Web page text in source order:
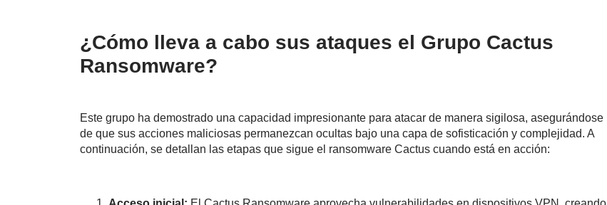
¿Cómo lleva a cabo sus ataques el Grupo Cactus
Ransomware?
Este grupo ha demostrado una capacidad impresionante para atacar de manera sigilosa, asegurándose
de que sus acciones maliciosas permanezcan ocultas bajo una capa de sofisticación y complejidad. A
continuación, se detallan las etapas que sigue el ransomware Cactus cuando está en acción: